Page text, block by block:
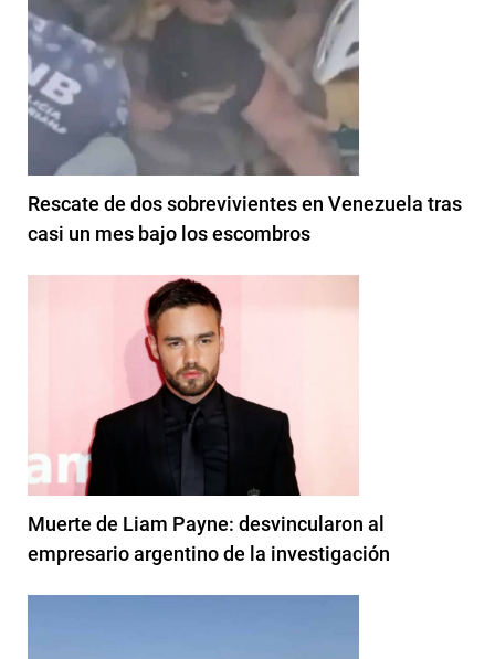
Rescate de dos sobrevivientes en Venezuela tras
casi un mes bajo los escombros
Muerte de Liam Payne: desvincularon al
empresario argentino de la investigación